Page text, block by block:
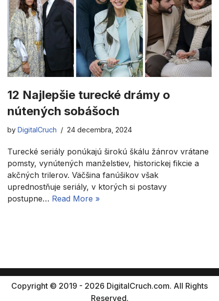
12 Najlepšie turecké drámy o
nútených sobášoch
by DigitalCruch 24 decembra, 2024
Turecké seriály ponúkajú širokú škálu žánrov vrátane
pomsty, vynútených manželstiev, historickej fikcie a
akčných trilerov. Väčšina fanúšikov však
uprednostňuje seriály, v ktorých si postavy
postupne… Read More »
Copyright © 2019 - 2026 DigitalCruch.com. All Rights
Reserved.